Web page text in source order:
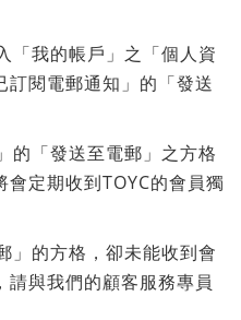
「我的帳戶」之「個人資
閱電郵通知」的「發送
的「發送至電郵」之方格
定期收到TOYC的會員獨
」的方格，卻未能收到會
請與我們的顧客服務專員